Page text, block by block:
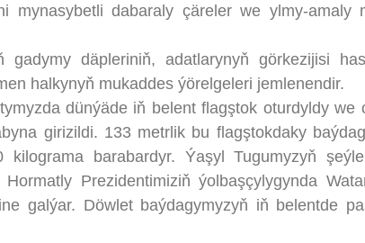
mynasybetli dabaraly çäreler we ylmy-amaly
däpleriniň, adatlarynyň görkezijisi
halkynyň mukaddes ýörelgeleri jemlenendir.
dünýäde iň belent flagştok oturdyldy we
girizildi. 133 metrlik bu flagştokdaky
barabardyr. Ýaşyl Tugumyzyň
Prezidentimiziň ýolbaşçylygynda
galýar. Döwlet baýdagymyzyň iň belentde